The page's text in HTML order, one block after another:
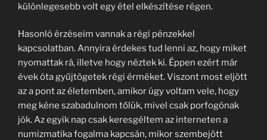
különlegesebb volt egy étel elkészítése régen.
Hasonló érzéseim vannak a régi pénzekkel
kapcsolatban. Annyira érdekes tud lenni az, hogy miket
nyomattak rá, illetve hogy néztek ki. Éppen ezért már
évek óta gyűjtögetek régi érméket. Viszont most eljött
az a pont az életemben, amikor úgy voltam vele, hogy
meg kéne szabadulnom tőlük, mivel csak porfogónak
jók. Az egyik nap csak keresgéltem az interneten a
numizmatika fogalma kapcsán, mikor szembejött